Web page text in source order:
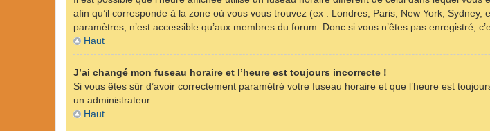
afin qu’il corresponde à la zone où vous vous trouvez (ex : Londres, Paris, New York,
paramètres, n’est accessible qu’aux membres du forum. Donc si vous n’êtes pas enregistré,
Haut
J’ai changé mon fuseau horaire et l’heure est toujours incorrecte !
Si vous êtes sûr d’avoir correctement paramétré votre fuseau horaire et que l’heure est
un administrateur.
Haut